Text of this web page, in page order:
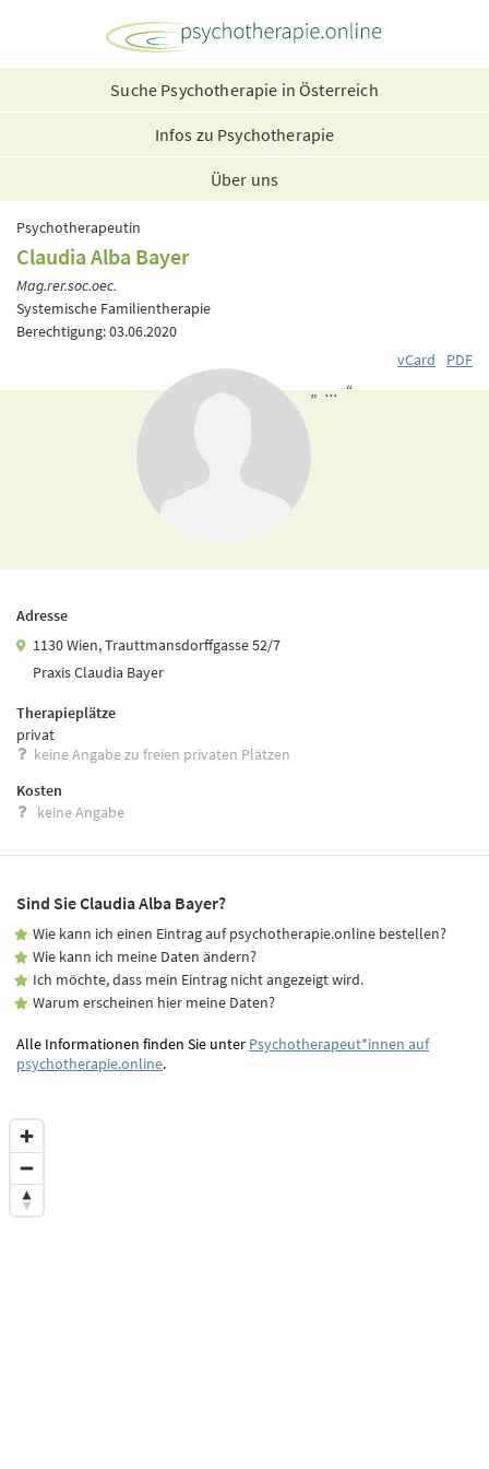
Suche Psychotherapie in Österreich
Infos zu Psychotherapie
Über uns
Psychotherapeutin
Claudia Alba Bayer
Mag.rer.soc.oec.
Systemische Familientherapie
Berechtigung: 03.06.2020
vCard
PDF
„ ... “
Adresse
1130 Wien, Trauttmansdorffgasse 52/7
Praxis Claudia Bayer
Therapieplätze
privat
keine Angabe zu freien privaten Plätzen
Kosten
keine Angabe
Sind Sie Claudia Alba Bayer?
Wie kann ich einen Eintrag auf psychotherapie.online bestellen?
Wie kann ich meine Daten ändern?
Ich möchte, dass mein Eintrag nicht angezeigt wird.
Warum erscheinen hier meine Daten?
Alle Informationen finden Sie unter Psychotherapeut*innen auf
psychotherapie.online.